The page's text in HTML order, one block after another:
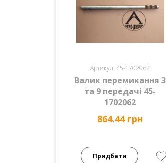
Артикул: 45-1702062
Валик перемикання 3
та 9 передачі 45-
1702062
864.44 грн
Придбати